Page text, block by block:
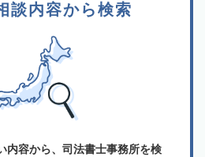
談内容から検索
内容から、司法書士事務所を検